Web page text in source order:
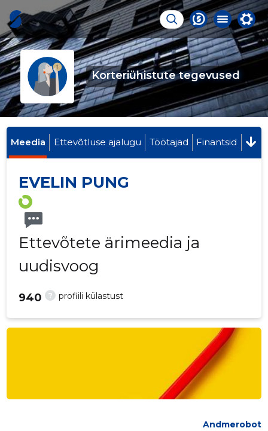
Korteriühistute tegevused
Meedia Ettevõtluse ajalugu Töötajad Finantsid
EVELIN PUNG
Ettevõtete ärimeedia ja
uudisvoog
? profiili külastust
940
Andmerobot